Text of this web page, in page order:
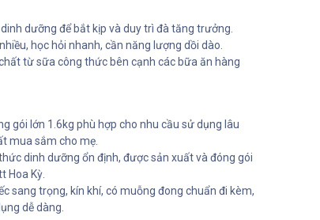
dưỡng để bắt kịp và duy trì đà tăng trưởng.
học hỏi nhanh, cần năng lượng dồi dào.
từ sữa công thức bên cạnh các bữa ăn hàng
gói lớn 1.6kg phù hợp cho nhu cầu sử dụng lâu
mua sắm cho mẹ.
dinh dưỡng ổn định, được sản xuất và đóng gói
Hoa Kỳ.
sang trọng, kín khí, có muỗng đong chuẩn đi kèm,
dễ dàng.